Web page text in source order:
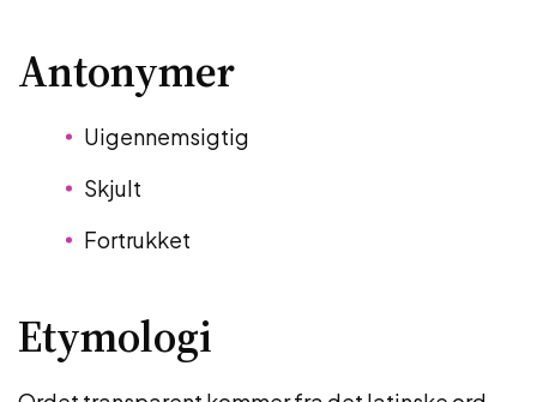
Antonymer
Uigennemsigtig
Skjult
Fortrukket
Etymologi